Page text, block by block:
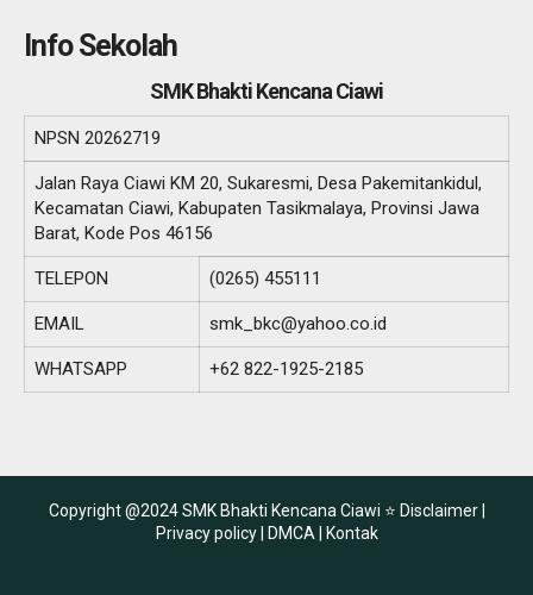
Info Sekolah
SMK Bhakti Kencana Ciawi
NPSN 20262719
Jalan Raya Ciawi KM 20, Sukaresmi, Desa Pakemitankidul,
Kecamatan Ciawi, Kabupaten Tasikmalaya, Provinsi Jawa
Barat, Kode Pos 46156
TELEPON (0265) 455111
EMAIL smk_bkc@yahoo.co.id
WHATSAPP +62 822-1925-2185
Copyright @2024 SMK Bhakti Kencana Ciawi ⭐ Disclaimer |
Privacy policy |
DMCA | Kontak